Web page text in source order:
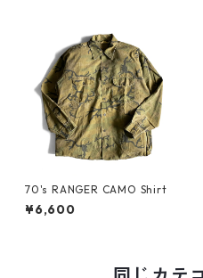
70's RANGER CAMO Shirt
¥6,600